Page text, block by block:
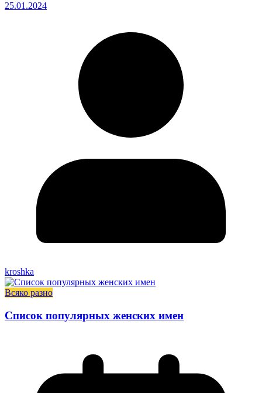
25.01.2024
kroshka
Всяко разно
Список популярных женских имен